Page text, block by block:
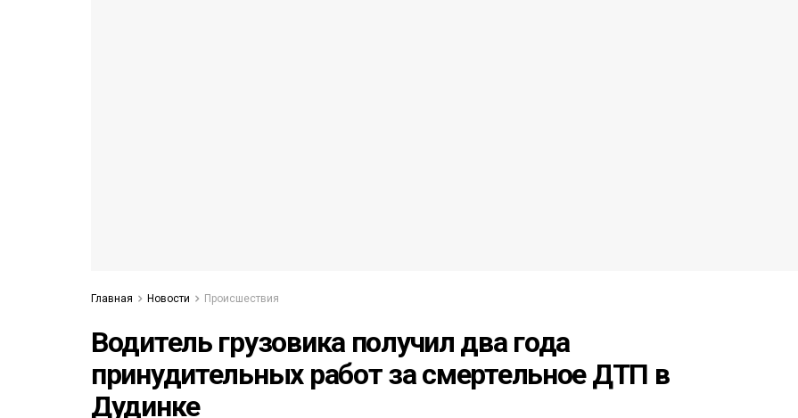
Главная Новости Происшествия
Водитель грузовика получил два года
принудительных работ за смертельное ДТП в
Дудинке